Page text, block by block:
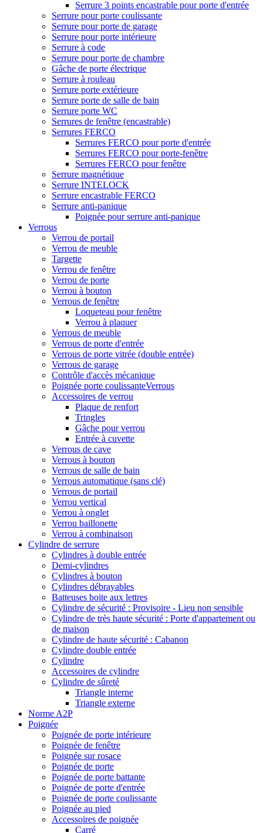
Serrure 3 points encastrable pour porte d'entrée
Serrure pour porte coulissante
Serrure pour porte de garage
Serrure pour porte intérieure
Serrure à code
Serrure pour porte de chambre
Gâche de porte électrique
Serrure à rouleau
Serrure porte extérieure
Serrure porte de salle de bain
Serrure porte WC
Serrures de fenêtre (encastrable)
Serrures FERCO
Serrures FERCO pour porte d'entrée
Serrures FERCO pour porte-fenêtre
Serrures FERCO pour fenêtre
Serrure magnétique
Serrure INTELOCK
Serrure encastrable FERCO
Serrure anti-panique
Poignée pour serrure anti-panique
Verrous
Verrou de portail
Verrou de meuble
Targette
Verrou de fenêtre
Verrou de porte
Verrou à bouton
Verrous de fenêtre
Loqueteau pour fenêtre
Verrou à plaquer
Verrous de meuble
Verrous de porte d'entrée
Verrous de porte vitrée (double entrée)
Verrous de garage
Contrôle d'accès mécanique
Poignée porte coulissanteVerrous
Accessoires de verrou
Plaque de renfort
Tringles
Gâche pour verrou
Entrée à cuvette
Verrous de cave
Verrous à bouton
Verrous de salle de bain
Verrous automatique (sans clé)
Verrous de portail
Verrou vertical
Verrou à onglet
Verrou baillonette
Verrou à combinaison
Cylindre de serrure
Cylindres à double entrée
Demi-cylindres
Cylindres à bouton
Cylindres débrayables
Batteuses boite aux lettres
Cylindre de sécurité : Provisoire - Lieu non sensible
Cylindre de très haute sécurité : Porte d'appartement ou
de maison
Cylindre de haute sécurité : Cabanon
Cylindre double entrée
Cylindre
Accessoires de cylindre
Cylindre de sûreté
Triangle interne
Triangle externe
Norme A2P
Poignée
Poignée de porte intérieure
Poignée de fenêtre
Poignée sur rosace
Poignée de porte
Poignée de porte battante
Poignée de porte d'entrée
Poignée de porte coulissante
Poignée au pied
Accessoires de poignée
Carré